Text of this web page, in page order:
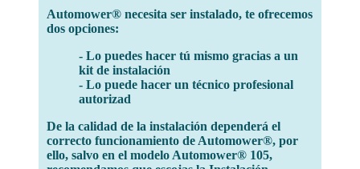
Automower® necesita ser instalado, te ofrecemos
dos opciones:
- Lo puedes hacer tú mismo gracias a un
kit de instalación
- Lo puede hacer un técnico profesional
autorizad
De la calidad de la instalación dependerá el
correcto funcionamiento de Automower®, por
ello, salvo en el modelo Automower® 105,